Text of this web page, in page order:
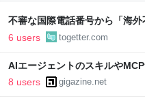
不審な国際電話番号から「海
があり、本人確認のためとフ
6 users togetter.com
AIエージェントのスキルや
Googleが参加、OpenAI・
8 users gigazine.net